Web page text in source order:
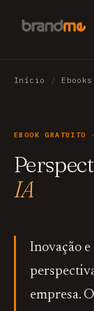
Início / Ebooks
EBOOK
IA
Inovação
empresa.